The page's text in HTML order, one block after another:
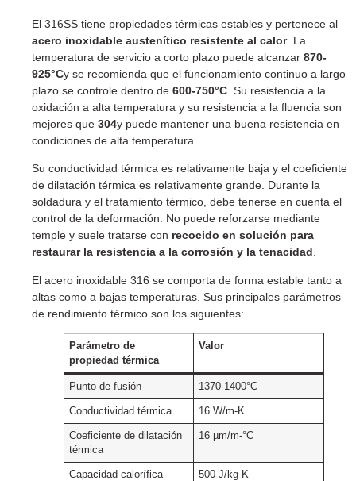
El 316SS tiene propiedades térmicas estables y pertenece al
acero inoxidable austenítico resistente al calor. La
temperatura de servicio a corto plazo puede alcanzar 870-
925°Cy se recomienda que el funcionamiento continuo a largo
plazo se controle dentro de 600-750°C . Su resistencia a la
oxidación a alta temperatura y su resistencia a la fluencia son
mejores que 304y puede mantener una buena resistencia en
condiciones de alta temperatura.
Su conductividad térmica es relativamente baja y el coeficiente
de dilatación térmica es relativamente grande. Durante la
soldadura y el tratamiento térmico, debe tenerse en cuenta el
control de la deformación. No puede reforzarse mediante
temple y suele tratarse con recocido en solución para
restaurar la resistencia a la corrosión y la tenacidad
El acero inoxidable 316 se comporta de forma estable tanto a
altas como a bajas temperaturas. Sus principales parámetros
de rendimiento térmico son los siguientes:
Parámetro de
propiedad térmica
Valor
Punto de fusión 1370-1400°C
Conductividad térmica 16 W/m-K
Coeficiente de dilatación
térmica
16 µm/m-°C
Capacidad calorífica
500 J/kg-K